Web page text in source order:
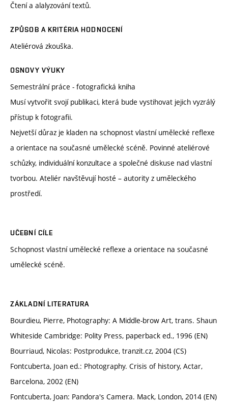
Čtení a alalyzování textů.
ZPŮSOB A KRITÉRIA HODNOCENÍ
Ateliérová zkouška.
OSNOVY VÝUKY
Semestrální práce - fotografická kniha
Musí vytvořit svojí publikaci, která bude vystihovat jejich vyzrálý
přístup k fotografii.
Nejvetší důraz je kladen na schopnost vlastní umělecké reflexe
a orientace na současné umělecké scéně. Povinné ateliérové
schůzky, individuální konzultace a společné diskuse nad vlastní
tvorbou. Ateliér navštěvují hosté – autority z uměleckého
prostředí.
UČEBNÍ CÍLE
Schopnost vlastní umělecké reflexe a orientace na současné
umělecké scéně.
ZÁKLADNÍ LITERATURA
Bourdieu, Pierre, Photography: A Middle-brow Art, trans. Shaun
Whiteside Cambridge: Polity Press, paperback ed., 1996 (EN)
Bourriaud, Nicolas: Postprodukce, tranzit.cz, 2004 (CS)
Fontcuberta, Joan ed.: Photography. Crisis of history, Actar,
Barcelona, 2002 (EN)
Fontcuberta, Joan: Pandora's Camera. Mack, London, 2014 (EN)